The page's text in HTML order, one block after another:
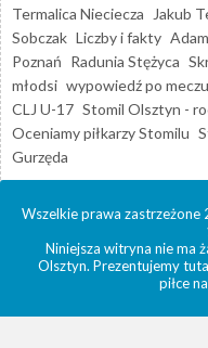
Termalica Nieciecza
Jakub
Sobczak Liczby i fakty
Poznań Radunia Stężyca
młodsi wypowiedź po meczu
CLJ U-17 Stomil Olsztyn -
Oceniamy piłkarzy Stomilu
Gurzęda
Wszelkie prawa
Niniejsza witryna nie ma
Olsztyn. Prezentujemy
piłce